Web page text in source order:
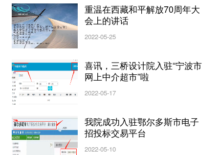
重温在西藏和平解放70周年大
会上的讲话
2022-05-25
喜讯，三桥设计院入驻“宁波市
网上中介超市”啦
2022-05-17
我院成功入驻鄂尔多斯市电子
招投标交易平台
2022-05-10